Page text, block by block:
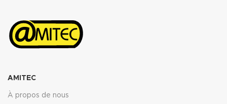
AMITEC
À propos de nous